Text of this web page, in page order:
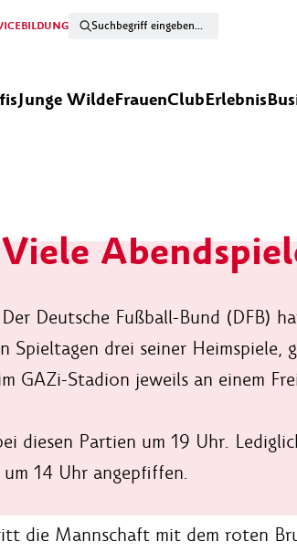
BILDUNG
Junge WildeFrauenClubErlebnis
Viele
Der Deutsche Fußball-Bund (DFB)
Spieltagen drei seiner Heimspiele,
GAZi-Stadion jeweils an einem
diesen Partien um 19 Uhr.
14 Uhr angepfiffen.
die Mannschaft mit dem roten